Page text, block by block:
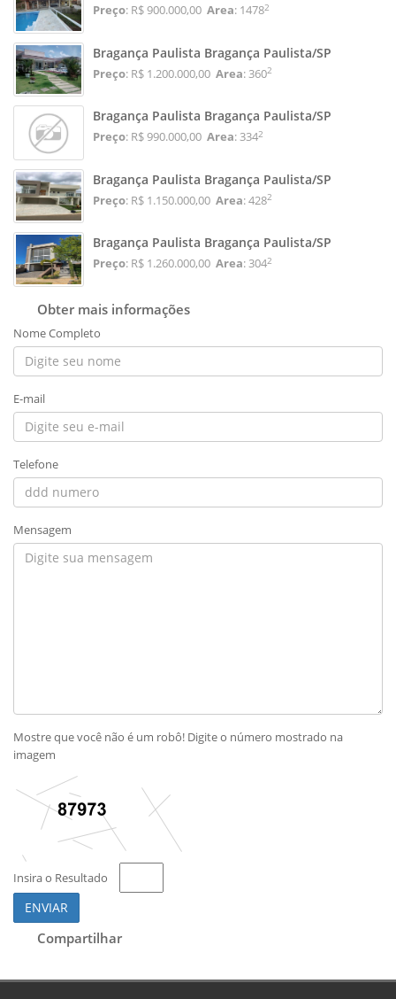
Preço: R$ 900.000,00 Area: 14782
Bragança Paulista Bragança Paulista/SP
Preço: R$ 1.200.000,00 Area: 3602
Bragança Paulista Bragança Paulista/SP
Preço: R$ 990.000,00 Area: 3342
Bragança Paulista Bragança Paulista/SP
Preço: R$ 1.150.000,00 Area: 4282
Bragança Paulista Bragança Paulista/SP
Preço: R$ 1.260.000,00 Area: 3042
Obter mais informações
Nome Completo
E-mail
Telefone
Mensagem
Mostre que você não é um robô! Digite o número mostrado na
imagem
Insira o Resultado
ENVIAR
Compartilhar